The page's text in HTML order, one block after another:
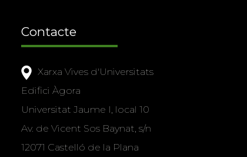
Contacte
Xarxa Vives d'Universitats
Edifici Àgora
Universitat Jaume I, local 10
Av. de Vicent Sos Baynat, s/n
12071 Castelló de la Plana